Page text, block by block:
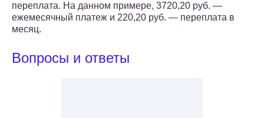
переплата. На данном примере, 3720,20 руб. —
ежемесячный платеж и 220,20 руб. — переплата в
месяц.
Вопросы и ответы